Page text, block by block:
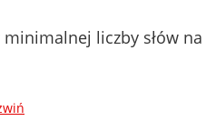
liczby słów na